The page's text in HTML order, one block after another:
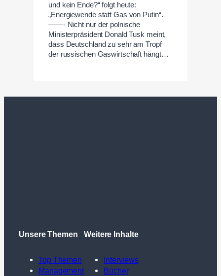
und kein Ende?“ folgt heute:
„Energiewende statt Gas von Putin“.
——- Nicht nur der polnische
Ministerpräsident Donald Tusk meint,
dass Deutschland zu sehr am Tropf
der russischen Gaswirtschaft hängt…
Unsere Themen
Top Themen
Management
Weitere Inhalte
Interviews
Bücher